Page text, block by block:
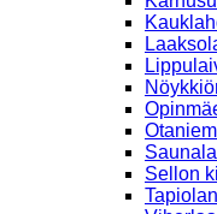
Sellon